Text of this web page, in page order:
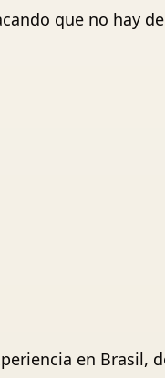
que no hay
en Brasil,